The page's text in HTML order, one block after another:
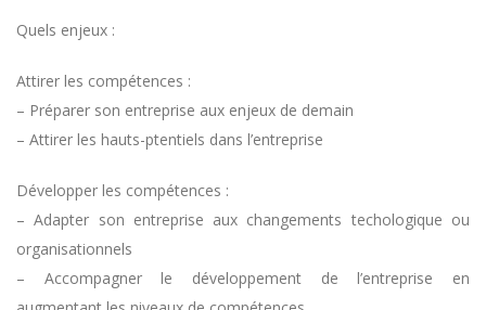
Quels enjeux :
Attirer les compétences :
– Préparer son entreprise aux enjeux de demain
– Attirer les hauts-ptentiels dans l’entreprise
Développer les compétences :
– Adapter son entreprise aux changements techologique ou
organisationnels
– Accompagner le développement de l’entreprise en